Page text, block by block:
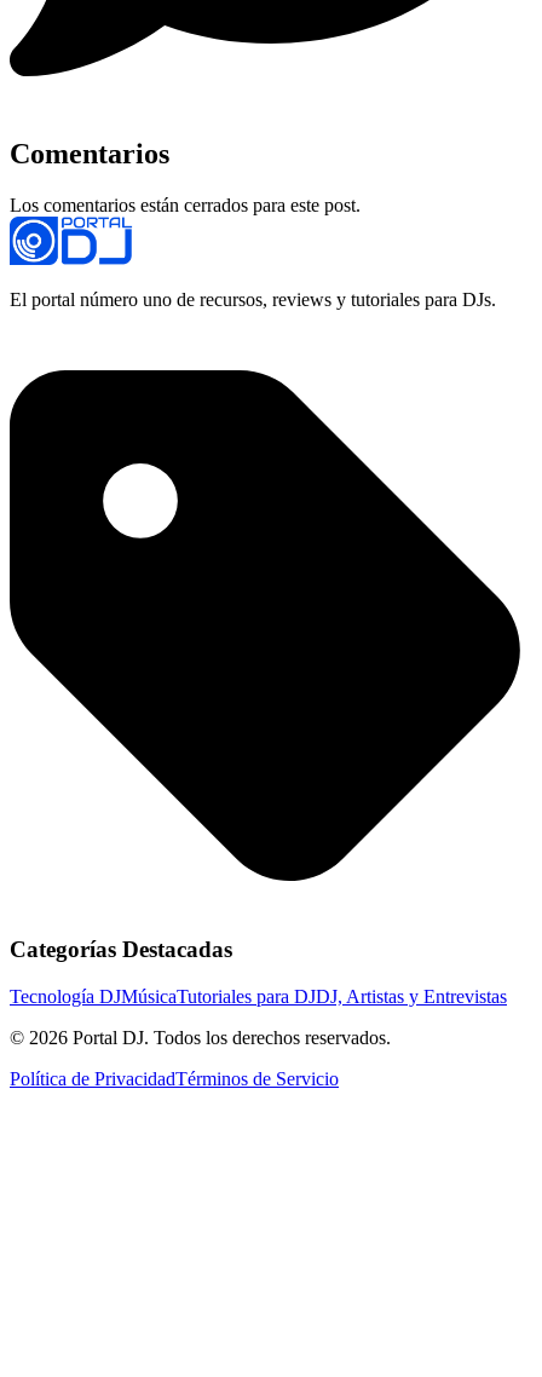
Comentarios
Los comentarios están cerrados para este post.
El portal número uno de recursos, reviews y tutoriales para DJs.
Categorías Destacadas
Tecnología DJMúsicaTutoriales para DJDJ, Artistas y Entrevistas
© 2026 Portal DJ. Todos los derechos reservados.
Política de PrivacidadTérminos de Servicio